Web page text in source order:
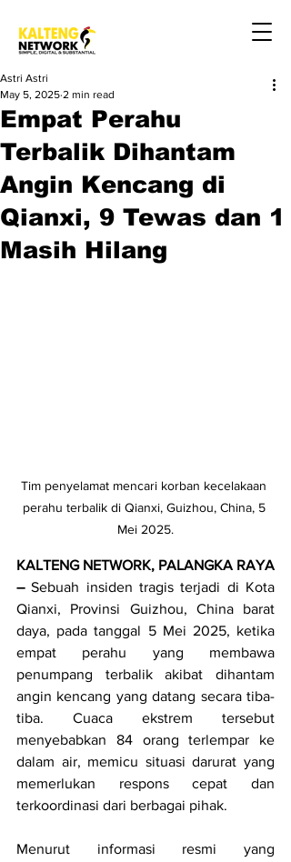
Empat Perahu
Terbalik Dihantam
Angin Kencang di
Qianxi, 9 Tewas dan 1
Masih Hilang
Astri Astri
May 5, 2025 2 min read
Tim penyelamat mencari korban kecelakaan
perahu terbalik di Qianxi, Guizhou, China, 5
Mei 2025.
KALTENG NETWORK, PALANGKA RAYA
– Sebuah insiden tragis terjadi di Kota
Qianxi, Provinsi Guizhou, China barat
daya, pada tanggal 5 Mei 2025, ketika
empat perahu yang membawa
penumpang terbalik akibat dihantam
angin kencang yang datang secara tiba-
tiba. Cuaca ekstrem tersebut
menyebabkan 84 orang terlempar ke
dalam air, memicu situasi darurat yang
memerlukan respons cepat dan
terkoordinasi dari berbagai pihak.
Menurut informasi resmi yang